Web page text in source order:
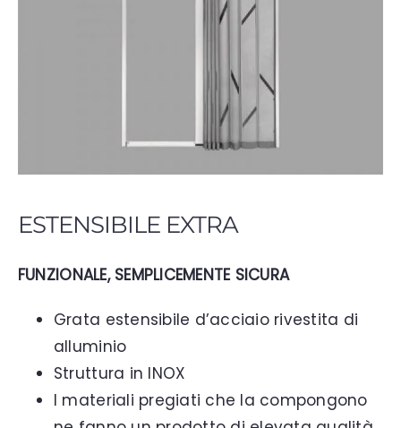
ESTENSIBILE EXTRA
FUNZIONALE, SEMPLICEMENTE SICURA
Grata estensibile d’acciaio rivestita di
alluminio
Struttura in INOX
I materiali pregiati che la compongono